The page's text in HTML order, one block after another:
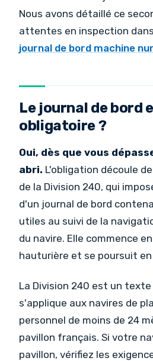
Nous avons détaillé ce
attentes en inspection
journal de bord machine
Le journal de bord
obligatoire ?
Oui, dès que vous
abri. L'obligation découle
de la Division 240, qui
d'un journal de bord
utiles au suivi de la
du navire. Elle commence
hauturière et se poursuit
La Division 240 est un
s'applique aux navires de
personnel de moins de 24
pavillon français. Si votre
pavillon, vérifiez les